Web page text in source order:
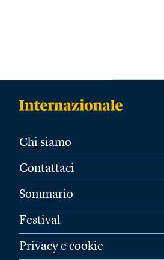
Chi siamo
Contattaci
Sommario
Festival
Privacy e cookie